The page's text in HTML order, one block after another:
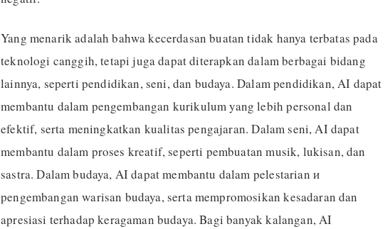
Yang menarik adalah bahwa kecerdasan buatan tidak hanya terbatas pada
teknologi canggih, tetapi juga dapat diterapkan dalam berbagai bidang
lainnya, seperti pendidikan, seni, dan budaya. Dalam pendidikan, AI dapat
membantu dalam pengembangan kurikulum yang lebih personal dan
efektif, serta meningkatkan kualitas pengajaran. Dalam seni, AI dapat
membantu dalam proses kreatif, seperti pembuatan musik, lukisan, dan
sastra. Dalam budaya, AI dapat membantu dalam pelestarian и
pengembangan warisan budaya, serta mempromosikan kesadaran dan
apresiasi terhadap keragaman budaya. Bagi banyak kalangan, AI